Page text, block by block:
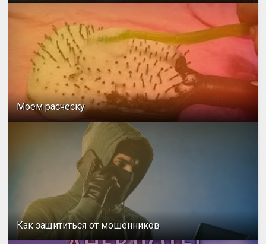
Моем расчёску
Как защититься от мошенников